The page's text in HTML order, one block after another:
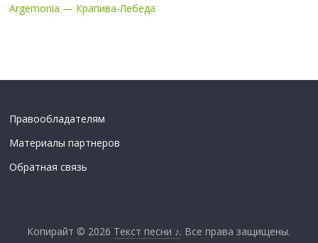
Argemonia — Крапива-Лебеда
Правообладателям
Материалы партнеров
Обратная связь
Копирайт © 2026 Текст песни ♪. Все права защищены.